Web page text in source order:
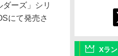
Xラ
ーズ」シリ
にて発売さ